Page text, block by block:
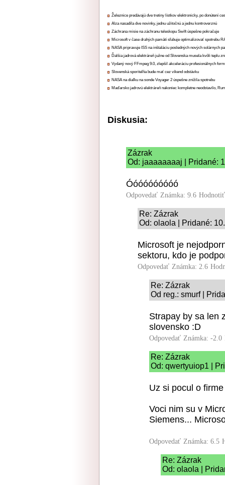
Železnice predávajú dve tretiny lístkov elektronicky, po donútení
Alza nasadila dve novinky, jednu užitočnú a jednu kontroverznú
Záchrana misie na záchranu teleskopu Swift úspešne pokračuje
Microsoft v čase drahých pamätí sľubuje optimalizovať spotrebu
NASA pripravuje ISS na inštaláciu posledných nových solárnych
Ďalšia jadrová elektráreň južne od Slovenska musela kvôli teplu
Vydaný nový FFmpeg 9.0, zlepšil akceleráciu profesionálnych
Slovenská sporiteľňa bude mať cez víkend odstávku
NASA na diaľku na sonde Voyager 2 úspešne znížila spotrebu
Maďarsko jadrovú elektráreň nakoniec kompletne neodstavilo,
Diskusia:
Zázrak
Od: jaaaaaaaaj | Pridané:
Óóóóóóóóóó
Odpovedať Známka: 9.6
Re: Zázrak
Od: olaola | Pridané:
Microsoft je
sektoru, kdo je
Odpovedať Známka: 2.6
Re: Zázrak
Od reg.: smurf |
Strapay by sa len
slovensko :D
Odpovedať Známka: -2.0
Re: Zázrak
Od: qwertyuiop1 |
Uz si pocul o
Voci nim su v
Siemens...
Odpovedať Známka: 6.5
Re: Zázrak
Od: olaola |